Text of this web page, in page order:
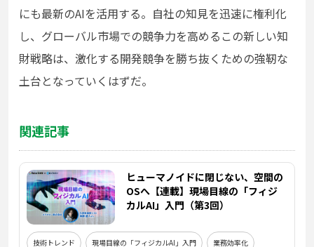
にも最新のAIを活用する。自社の知見を迅速に権利化
し、グローバル市場での競争力を高めるこの新しい知
財戦略は、激化する開発競争を勝ち抜くための強靭な
土台となっていくはずだ。
関連記事
ヒューマノイドに閉じない、空間の
OSへ【連載】現場目線の「フィジ
カルAI」入門（第3回）
技術トレンド 現場目線の「フィジカルAI」入門 業務効率化